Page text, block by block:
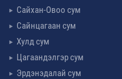
Сайхан-Овоо сум
Сайнцагаан сум
Хулд сум
Цагаандэлгэр сум
Эрдэнэдалай сум